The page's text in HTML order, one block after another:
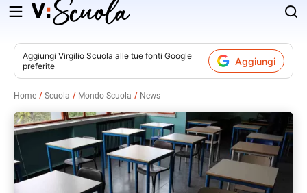
Salta
contenuto
Aggiungi Virgilio Scuola alle tue fonti Google
preferite
Aggiungi
Home Scuola Mondo Scuola News